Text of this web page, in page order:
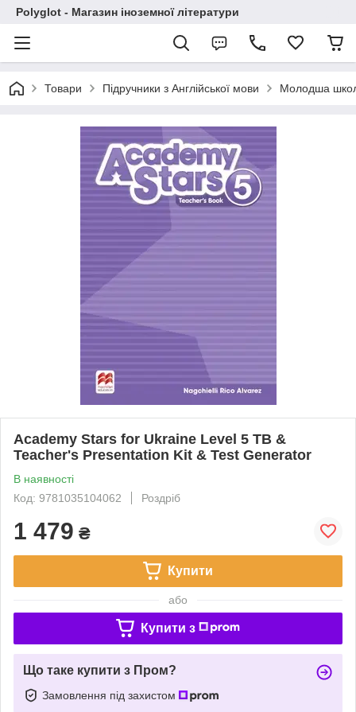
Polyglot - Магазин іноземної літератури
Товари Підручники з Англійської мови Молодша
Academy Stars for Ukraine Level 5 TB &
Teacher's Presentation Kit & Test Generator
В наявності
Код: 9781035104062
Роздріб
1 479 ₴
Купити
або
Купити з
Що таке купити з Пром?
Замовлення під захистом